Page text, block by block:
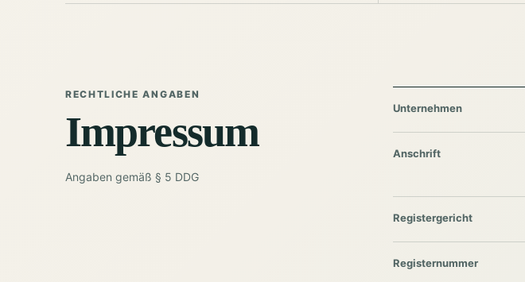
RECHTLICHE ANGABEN
Impressum
Angaben gemäß § 5 DDG
Unternehmen
Anschrift
Registergericht
Registernummer